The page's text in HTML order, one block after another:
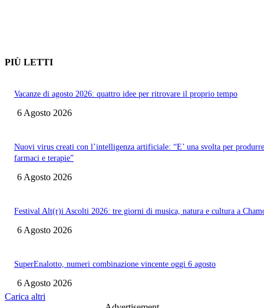
PIÙ LETTI
Vacanze di agosto 2026: quattro idee per ritrovare il proprio tempo
6 Agosto 2026
Nuovi virus creati con l’intelligenza artificiale: “E’ una svolta per produrre
farmaci e terapie”
6 Agosto 2026
Festival Alt(r)i Ascolti 2026: tre giorni di musica, natura e cultura a
6 Agosto 2026
SuperEnalotto, numeri combinazione vincente oggi 6 agosto
6 Agosto 2026
Carica altri